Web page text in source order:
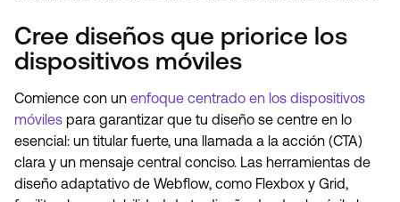
Cree diseños que priorice los
dispositivos móviles
Comience con un enfoque centrado en los dispositivos
móviles para garantizar que tu diseño se centre en lo
esencial: un titular fuerte, una llamada a la acción (CTA)
clara y un mensaje central conciso. Las herramientas de
diseño adaptativo de Webflow, como Flexbox y Grid,